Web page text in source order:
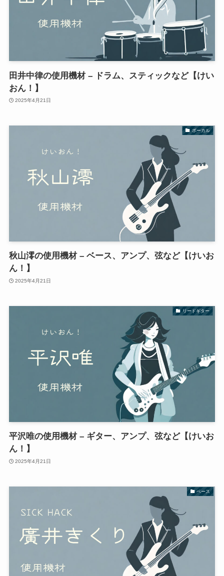
田井中律の使用機材 – ドラム、スティックなど【けい
おん！】
2025年4月21日
ボーカル
秋山澪の使用機材 – ベース、アンプ、弦など【けいお
ん！】
2025年4月21日
リードギター
平沢唯の使用機材 – ギター、アンプ、弦など【けいお
ん！】
2025年4月21日
ベース